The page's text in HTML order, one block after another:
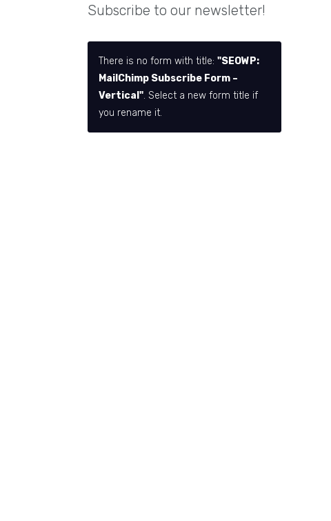
Subscribe to our newsletter!
There is no form with title:"SEOWP:
MailChimp Subscribe Form –
Vertical". Select a new form title if
you rename it.